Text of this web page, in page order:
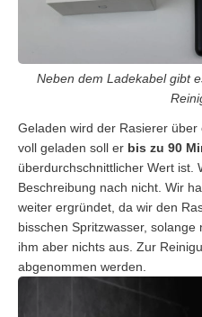
Neben dem Ladekabel gibt
Geladen wird der Rasierer über
voll geladen soll er bis zu 90
überdurchschnittlicher Wert ist.
Beschreibung nach nicht. Wir
weiter ergründet, da wir den
bisschen Spritzwasser,
ihm aber nichts aus. Zur
abgenommen werden.